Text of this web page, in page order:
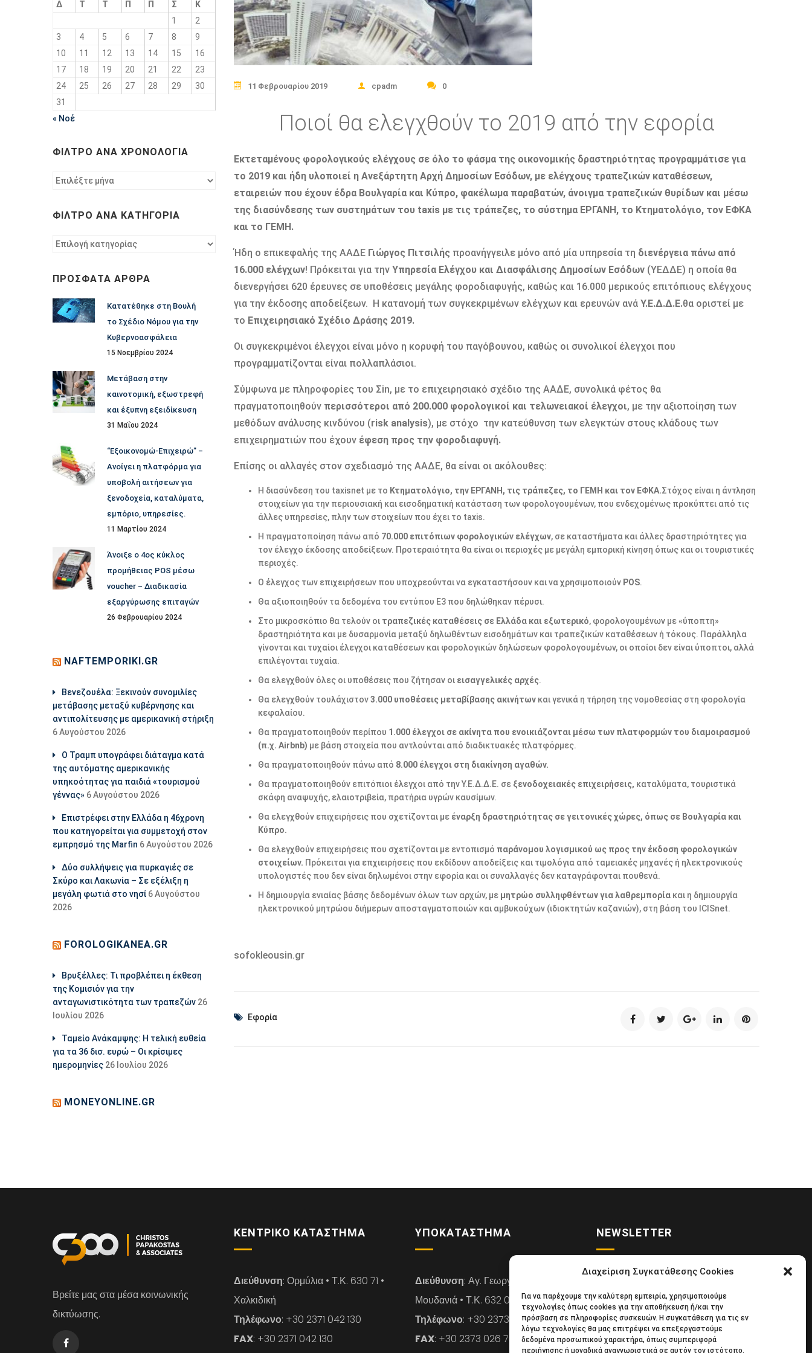
Διαχείριση Συγκατάθεσης Cookies
Για να παρέχουμε την καλύτερη εμπειρία, χρησιμοποιούμε
τεχνολογίες όπως cookies για την αποθήκευση ή/και την
πρόσβαση σε πληροφορίες συσκευών. Η συγκατάθεση για τις εν
λόγω τεχνολογίες θα μας επιτρέψει να επεξεργαστούμε
δεδομένα προσωπικού χαρακτήρα, όπως συμπεριφορά
περιήγησης ή μοναδικά αναγνωριστικά σε αυτόν τον ιστότοπο.
11 Φεβρουαρίου 2019 cpadm 0
Ποιοί θα ελεγχθούν το 2019 από την εφορία
Εκτεταμένους φορολογικούς ελέγχους σε όλο το φάσμα της οικονομικής δραστηριότητας προγραμμάτισε για
το 2019 και ήδη υλοποιεί η Ανεξάρτητη Αρχή Δημοσίων Εσόδων, με ελέγχους τραπεζικών καταθέσεων,
εταιρειών που έχουν έδρα Βουλγαρία και Κύπρο, φακέλωμα παραβατών, άνοιγμα τραπεζικών θυρίδων και μέσω
της διασύνδεσης των συστημάτων του taxis με τις τράπεζες, το σύστημα ΕΡΓΑΝΗ, το Κτηματολόγιο, τον ΕΦΚΑ
και το ΓΕΜΗ.
Ήδη ο επικεφαλής της ΑΑΔΕ Γιώργος Πιτσιλής προανήγγειλε μόνο από μία υπηρεσία τη διενέργεια πάνω από
16.000 ελέγχων! Πρόκειται για την Υπηρεσία Ελέγχου και Διασφάλισης Δημοσίων Εσόδων (ΥΕΔΔΕ) η οποία θα
διενεργήσει 620 έρευνες σε υποθέσεις μεγάλης φοροδιαφυγής, καθώς και 16.000 μερικούς επιτόπιους ελέγχους
για την έκδοσης αποδείξεων. Η κατανομή των συγκεκριμένων ελέγχων και ερευνών ανά Υ.Ε.Δ.Δ.Ε.θα οριστεί με
το Επιχειρησιακό Σχέδιο Δράσης 2019.
Οι συγκεκριμένοι έλεγχοι είναι μόνο η κορυφή του παγόβουνου, καθώς οι συνολικοί έλεγχοι που
προγραμματίζονται είναι πολλαπλάσιοι.
Σύμφωνα με πληροφορίες του Σin, με το επιχειρησιακό σχέδιο της ΑΑΔΕ, συνολικά φέτος θα
πραγματοποιηθούν περισσότεροι από 200.000 φορολογικοί και τελωνειακοί έλεγχοι, με την αξιοποίηση των
μεθόδων ανάλυσης κινδύνου (risk analysis), με στόχο την κατεύθυνση των ελεγκτών στους κλάδους των
επιχειρηματιών που έχουν έφεση προς την φοροδιαφυγή.
Επίσης οι αλλαγές στον σχεδιασμό της ΑΑΔΕ, θα είναι οι ακόλουθες:
Η διασύνδεση του taxisnet με το Κτηματολόγιο, την ΕΡΓΑΝΗ, τις τράπεζες, το ΓΕΜΗ και τον ΕΦΚΑ.Στόχος είναι η άντληση
στοιχείων για την περιουσιακή και εισοδηματική κατάσταση των φορολογουμένων, που ενδεχομένως προκύπτει από τις
άλλες υπηρεσίες, πλην των στοιχείων που έχει το taxis.
Η πραγματοποίηση πάνω από 70.000 επιτόπιων φορολογικών ελέγχων, σε καταστήματα και άλλες δραστηριότητες για
τον έλεγχο έκδοσης αποδείξεων. Προτεραιότητα θα είναι οι περιοχές με μεγάλη εμπορική κίνηση όπως και οι τουριστικές
περιοχές.
Ο έλεγχος των επιχειρήσεων που υποχρεούνται να εγκαταστήσουν και να χρησιμοποιούν POS.
Θα αξιοποιηθούν τα δεδομένα του εντύπου Ε3 που δηλώθηκαν πέρυσι.
Στο μικροσκόπιο θα τελούν οι τραπεζικές καταθέσεις σε Ελλάδα και εξωτερικό, φορολογουμένων με «ύποπτη»
δραστηριότητα και με δυσαρμονία μεταξύ δηλωθέντων εισοδημάτων και τραπεζικών καταθέσεων ή τόκους. Παράλληλα
γίνονται και τυχαίοι έλεγχοι καταθέσεων και φορολογικών δηλώσεων φορολογουμένων, οι οποίοι δεν είναι ύποπτοι, αλλά
επιλέγονται τυχαία.
Θα ελεγχθούν όλες οι υποθέσεις που ζήτησαν οι εισαγγελικές αρχές.
Θα ελεγχθούν τουλάχιστον3.000 υποθέσεις μεταβίβασης ακινήτων και γενικά η τήρηση της νομοθεσίας στη φορολογία
κεφαλαίου.
Θα πραγματοποιηθούν περίπου 1.000 έλεγχοι σε ακίνητα που ενοικιάζονται μέσω των πλατφορμών του διαμοιρασμού
(π.χ. Airbnb) με βάση στοιχεία που αντλούνται από διαδικτυακές πλατφόρμες.
Θα πραγματοποιηθούν πάνω από 8.000 έλεγχοι στη διακίνηση αγαθών.
Θα πραγματοποιηθούν επιτόπιοι έλεγχοι από την Υ.Ε.Δ.Δ.Ε. σε ξενοδοχειακές επιχειρήσεις, καταλύματα, τουριστικά
σκάφη αναψυχής, ελαιοτριβεία, πρατήρια υγρών καυσίμων.
Θα ελεγχθούν επιχειρήσεις που σχετίζονται με έναρξη δραστηριότητας σε γειτονικές χώρες, όπως σε Βουλγαρία και
Κύπρο.
Θα ελεγχθούν επιχειρήσεις που σχετίζονται με εντοπισμό παράνομου λογισμικού ως προς την έκδοση φορολογικών
στοιχείων. Πρόκειται για επχιειρήσεις που εκδίδουν αποδείξεις και τιμολόγια από ταμειακές μηχανές ή ηλεκτρονικούς
υπολογιστές που δεν είναι δηλωμένοι στην εφορία και οι συναλλαγές δεν καταγράφονται πουθενά.
Η δημιουργία ενιαίας βάσης δεδομένων όλων των αρχών, με μητρώο συλληφθέντων για λαθρεμπορία και η δημιουργία
ηλεκτρονικού μητρώου διήμερων αποσταγματοποιών και αμβυκούχων (ιδιοκτητών καζανιών), στη βάση του ICISnet.
sofokleousin.gr
Εφορία
Δ
Τ Τ Π Π Σ
Κ
1
2
3
4 5 6 7 8
9
10
11 12 13 14 15
16
17
18 19 20 21 22
23
24
25 26 27 28 29
30
31
« Νοέ
ΦΊΛΤΡΟ ΑΝΆ ΧΡΟΝΟΛΟΓΊΑ
Φίλτρο
ΦΊΛΤΡΟ ΑΝΆ ΚΑΤΗΓΟΡΊΑ
Φίλτρο
ΠΡΌΣΦΑΤΑ ΆΡΘΡΑ
Κατατέθηκε στη Βουλή
το Σχέδιο Νόμου για την
Κυβερνοασφάλεια
15 Νοεμβρίου 2024
Μετάβαση στην
καινοτομική, εξωστρεφή
και έξυπνη εξειδίκευση
31 Μαΐου 2024
“Εξοικονομώ-Επιχειρώ” –
Ανοίγει η πλατφόρμα για
υποβολή αιτήσεων για
ξενοδοχεία, καταλύματα,
εμπόριο, υπηρεσίες.
11 Μαρτίου 2024
Άνοιξε ο 4ος κύκλος
προμήθειας POS μέσω
voucher – Διαδικασία
εξαργύρωσης επιταγών
26 Φεβρουαρίου 2024
NAFTEMPORIKI.GR
Βενεζουέλα: Ξεκινούν συνομιλίες
μετάβασης μεταξύ κυβέρνησης και
αντιπολίτευσης με αμερικανική στήριξη
6 Αυγούστου 2026
Ο Τραμπ υπογράφει διάταγμα κατά
της αυτόματης αμερικανικής
υπηκοότητας για παιδιά «τουρισμού
γέννας» 6 Αυγούστου 2026
Επιστρέφει στην Ελλάδα η 46χρονη
που κατηγορείται για συμμετοχή στον
εμπρησμό της Marfin 6 Αυγούστου 2026
Δύο συλλήψεις για πυρκαγιές σε
Σκύρο και Λακωνία – Σε εξέλιξη η
μεγάλη φωτιά στο νησί 6 Αυγούστου
2026
FOROLOGIKANEA.GR
Βρυξέλλες: Τι προβλέπει η έκθεση
της Κομισιόν για την
ανταγωνιστικότητα των τραπεζών 26
Ιουλίου 2026
Ταμείο Ανάκαμψης: Η τελική ευθεία
για τα 36 δισ. ευρώ – Οι κρίσιμες
ημερομηνίες 26 Ιουλίου 2026
MONEYONLINE.GR
Βρείτε μας στα μέσα κοινωνικής
δικτύωσης.
ΚΕΝΤΡΙΚΌ ΚΑΤΆΣΤΗΜΑ
Διεύθυνση: Ορμύλια • Τ.Κ. 630 71 •
Χαλκιδική
Τηλέφωνο: +30 2371 042 130
FAX: +30 2371 042 130
ΥΠΟΚΑΤΆΣΤΗΜΑ
Διεύθυνση: Αγ. Γεωργίου 14 • Νέα
Μουδανιά • Τ.Κ. 632 00 • Χαλκιδική
Τηλέφωνο: +30 2373 026 739
FAX: +30 2373 026 739
NEWSLETTER
Κάντε εγγραφή στο ηλεκτρονικό μας
φυλλάδιο και μείνετε στο επίκεντρο
της οικονομικής επικαιρότητας.